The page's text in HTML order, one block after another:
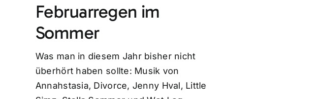
Februarregen im
Sommer
Was man in diesem Jahr bisher nicht
überhört haben sollte: Musik von
Annahstasia, Divorce, Jenny Hval, Little